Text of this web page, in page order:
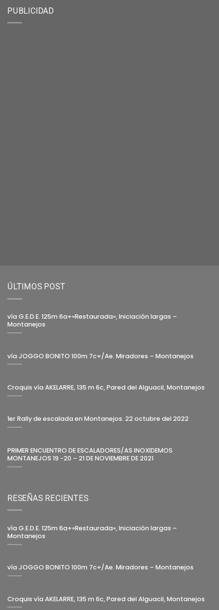
PUBLICIDAD
ÚLTIMOS POST
vía G.E.D.E. 125m 6a+»Restaurada», Iniciación largas –
Montanejos
vía JOGGO BONITO 100m 7c+/Ae. Miradores – Montanejos
Croquis vía AKELARRE, 135 m 6c, Pared del Alguacil, Montanejos
1er Rally de escalada en Montanejos. 22 octubre del 2022
PRIMER ENCUENTRO DE ESCALADORES/AS INOXIDEMOS
MONTANEJOS 19 -20 – 21 DE NOVIEMBRE DE 2021
RESEÑAS RECIENTES
vía G.E.D.E. 125m 6a+»Restaurada», Iniciación largas –
Montanejos
vía JOGGO BONITO 100m 7c+/Ae. Miradores – Montanejos
Croquis vía AKELARRE, 135 m 6c, Pared del Alguacil, Montanejos